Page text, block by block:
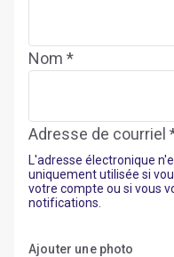
Nom *
Adresse de courriel
L'adresse électronique
uniquement utilisée si
votre compte ou si vous
notifications.
Ajouter une photo